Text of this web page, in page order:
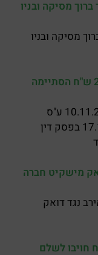
מסיקה ובניו
מסיקה ובניו
תביעה נגד חברה קבלנית ע"ס 218,353 ש"ח הסתיימה
ליקויי בניה- תביעה שהוגשה ביום 10.11.2004 ע"ס
218,353 ש"ח הסתיימה ביום 17.12.2006 בפסק דין
מישקיט חברה
05 יקר דוד ומירב נגד דואק
חויבו לשלם